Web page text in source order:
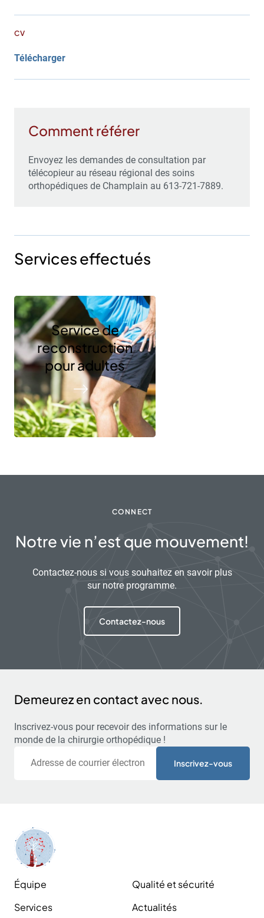
CV
Télécharger
Comment référer
Envoyez les demandes de consultation par
télécopieur au réseau régional des soins
orthopédiques de Champlain au 613-721-7889.
Services effectués
Service de
reconstruction
pour adultes
CONNECT
Notre vie n’est que mouvement!
Contactez-nous si vous souhaitez en savoir plus
sur notre programme.
Contactez-nous
Demeurez en contact avec nous.
Inscrivez-vous pour recevoir des informations sur le
monde de la chirurgie orthopédique !
Équipe
Services
Qualité et sécurité
Actualités